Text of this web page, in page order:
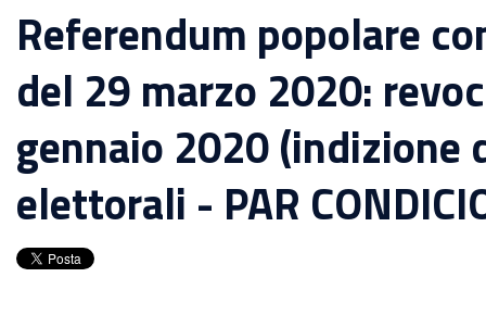
Referendum popolare
del 29 marzo 2020:
gennaio 2020 (indizione
elettorali - PAR